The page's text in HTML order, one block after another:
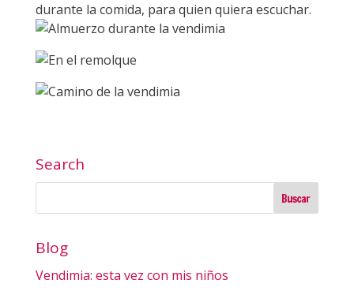
durante la comida, para quien quiera escuchar.
Search
Blog
Vendimia: esta vez con mis niños